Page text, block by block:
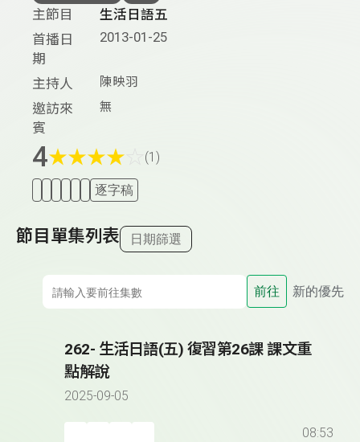
主節目
生活日語五
首播日
期
2013-01-25
主持人 陳映羽
邀訪來
賓
無
4★★★★ (1)
逐字稿
節目單集列表 日期篩選
前往 新的優先
262- 生活日語(五) 復習第26課 課文重
點解說
2025-09-05
08:53